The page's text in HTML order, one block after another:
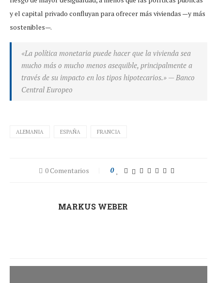
y el capital privado confluyan para ofrecer más viviendas —y más
sostenibles—.
«La política monetaria puede hacer que la vivienda sea
mucho más o mucho menos asequible, principalmente a
través de su impacto en los tipos hipotecarios.» — Banco
Central Europeo
ALEMANIA ESPAÑA FRANCIA
0 Comentarios 0
MARKUS WEBER